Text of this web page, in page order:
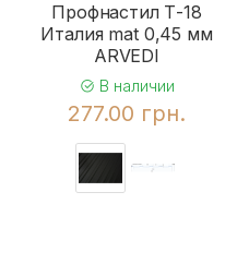
Профнастил Т-18
Италия mat 0,45 мм
ARVEDI
В наличии
277.00 грн.